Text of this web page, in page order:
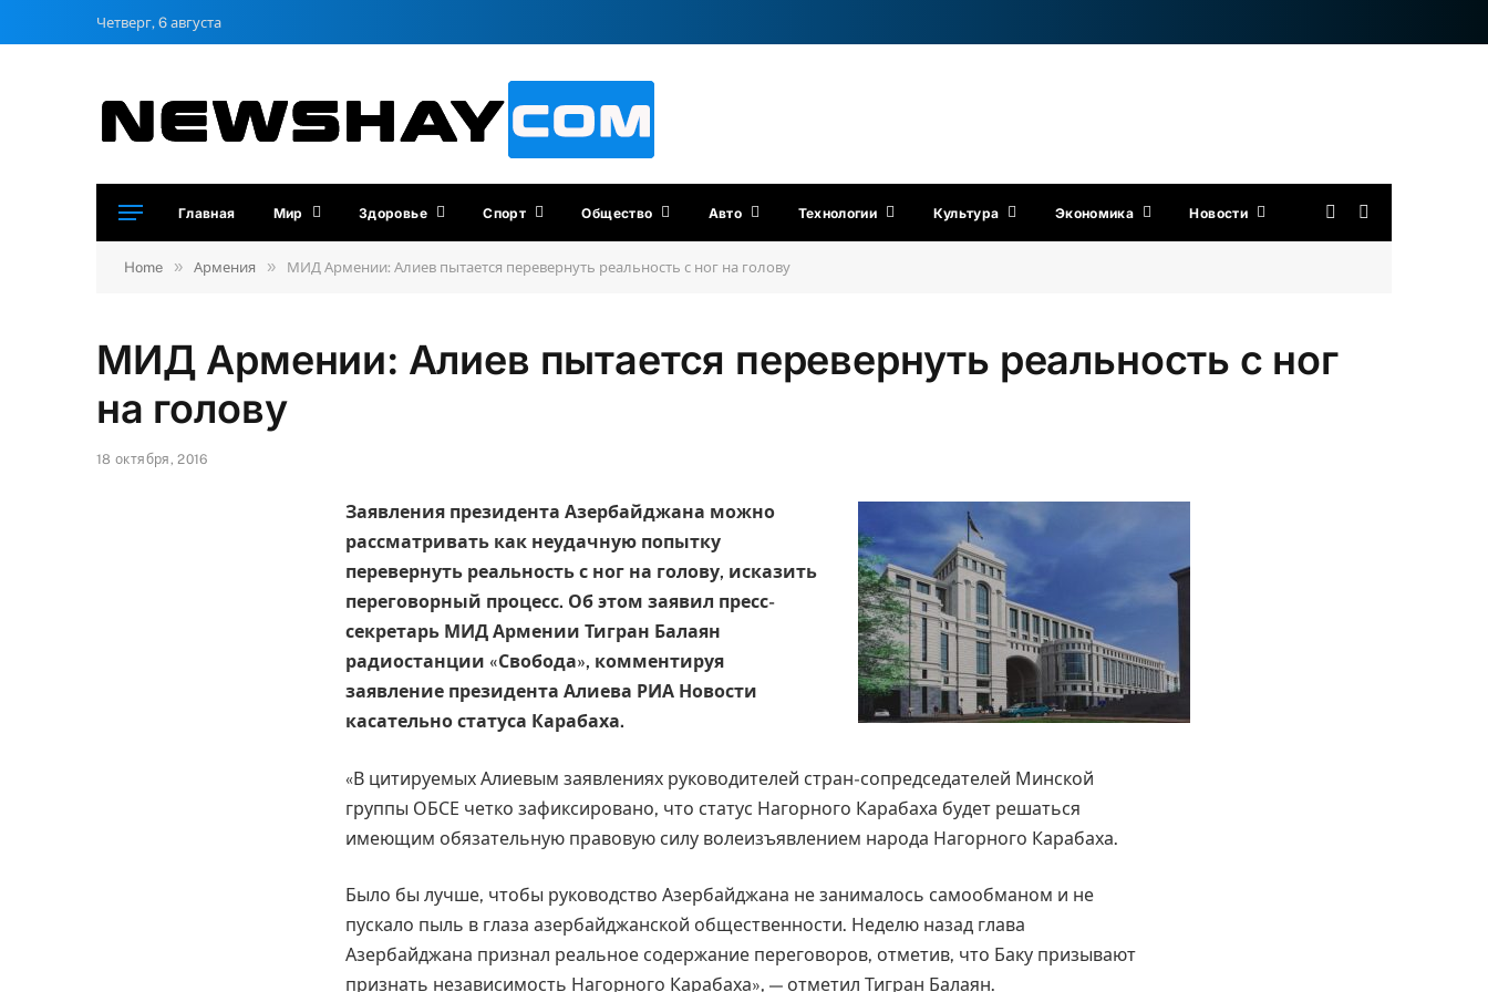
Четверг, 6 августа
Главная Мир Здоровье Спорт Общество Авто Технологии Культура Экономика Новости
Home » Армения » МИД Армении: Алиев пытается перевернуть реальность с ног на голову
МИД Армении: Алиев пытается перевернуть реальность с ног
на голову
18 октября, 2016
Заявления президента Азербайджана можно
рассматривать как неудачную попытку
перевернуть реальность с ног на голову, исказить
переговорный процесс. Об этом заявил пресс-
секретарь МИД Армении Тигран Балаян
радиостанции «Свобода», комментируя
заявление президента Алиева РИА Новости
касательно статуса Карабаха.
«В цитируемых Алиевым заявлениях руководителей стран-сопредседателей Минской
группы ОБСЕ четко зафиксировано, что статус Нагорного Карабаха будет решаться
имеющим обязательную правовую силу волеизъявлением народа Нагорного Карабаха.
Было бы лучше, чтобы руководство Азербайджана не занималось самообманом и не
пускало пыль в глаза азербайджанской общественности. Неделю назад глава
Азербайджана признал реальное содержание переговоров, отметив, что Баку призывают
признать независимость Нагорного Карабаха», — отметил Тигран Балаян.